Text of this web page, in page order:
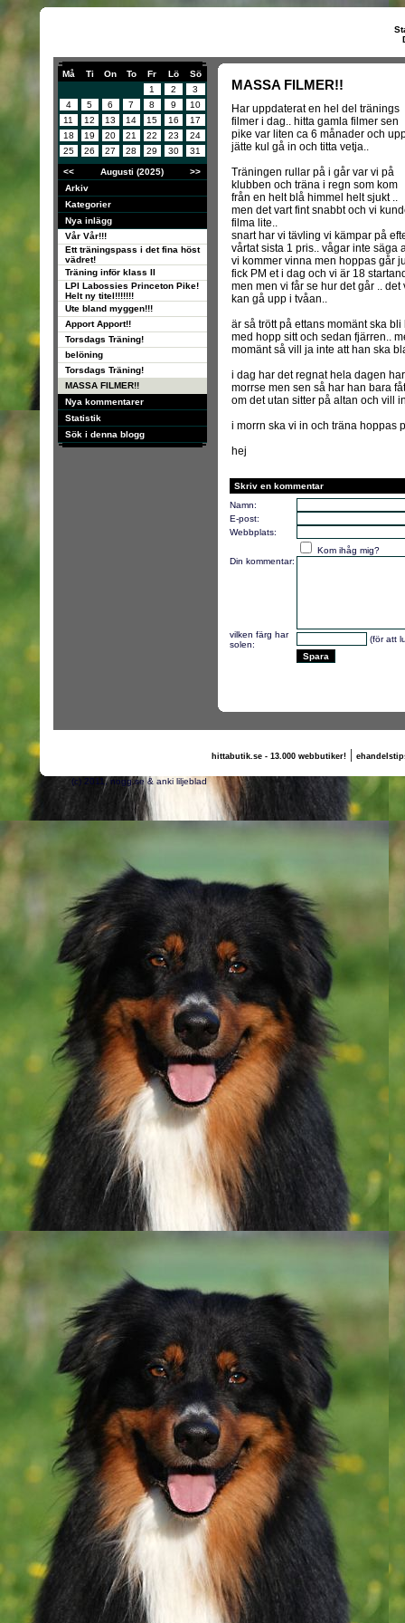
Må Ti On To Fr Lö
Sö
1
2
3
4
5 6 7 8 9
10
11
12 13 14 15 16
17
18
19 20 21 22 23
24
25
26 27 28 29 30 31
<< Augusti (2025)
>>
Arkiv
Kategorier
Nya inlägg
Vår Vår!!!
Ett träningspass i det fina höst
vädret!
Träning inför klass II
LPI Labossies Princeton Pike!
Helt ny titel!!!!!!!
Ute bland myggen!!!
Apport Apport!!
Torsdags Träning!
belöning
Torsdags Träning!
MASSA FILMER!!
Nya kommentarer
Statistik
Sök i denna blogg
MASSA FILMER!!
Har uppdaterat en hel del tränings
filmer i dag.. hitta gamla filmer sen
pike var liten ca 6 månader och
jätte kul gå in och titta vetja..
Träningen rullar på i går var vi på
klubben och träna i regn som kom
från en helt blå himmel helt sjukt ..
men det vart fint snabbt och vi
filma lite..
snart har vi tävling vi kämpar på
vårtat sista 1 pris.. vågar inte säga
vi kommer vinna men hoppas går
fick PM et i dag och vi är 18
men men vi får se hur det går ..
kan gå upp i tvåan..
är så trött på ettans momänt ska
med hopp sitt och sedan fjärren..
momänt så vill ja inte att han ska
i dag har det regnat hela dagen
morrse men sen så har han bara
om det utan sitter på altan och vill
i morrn ska vi in och träna hoppas
hej
Skriv en kommentar
Namn:
E-post:
Webbplats:
Kom ihåg mig?
Din kommentar:
vilken färg har
solen:
(för att
hittabutik.se - 13.000 webbutiker!|
(c) 2011, nogg.se & anki liljeblad